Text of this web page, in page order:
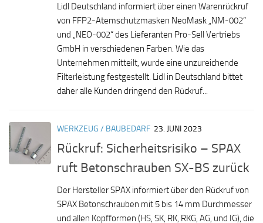
Lidl Deutschland informiert über einen Warenrückruf
von FFP2-Atemschutzmasken NeoMask „NM-002“
und „NEO-002“ des Lieferanten Pro-Sell Vertriebs
GmbH in verschiedenen Farben. Wie das
Unternehmen mitteilt, wurde eine unzureichende
Filterleistung festgestellt. Lidl in Deutschland bittet
daher alle Kunden dringend den Rückruf...
WERKZEUG / BAUBEDARF 23. JUNI 2023
Rückruf: Sicherheitsrisiko – SPAX
ruft Betonschrauben SX-BS zurück
Der Hersteller SPAX informiert über den Rückruf von
SPAX Betonschrauben mit 5 bis 14 mm Durchmesser
und allen Kopfformen (HS, SK, RK, RKG, AG, und IG), die